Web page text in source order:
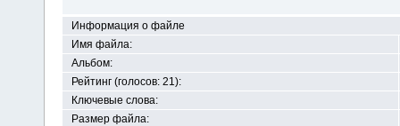
Информация о файле
Имя файла:
Альбом:
Рейтинг (голосов: 21):
Ключевые слова:
Размер файла: